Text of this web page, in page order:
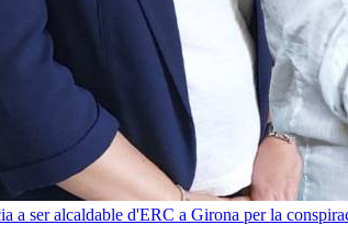
a ser alcaldable d'ERC a Girona per la